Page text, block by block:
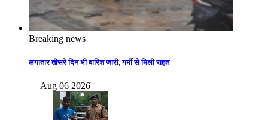
Breaking news
लगातार तीसरे दिन भी बारिश जारी, गर्मी से मिली राहत
— Aug 06 2026